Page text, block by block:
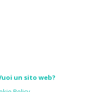
un sito web?